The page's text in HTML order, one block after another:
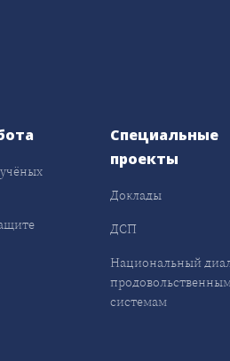
Специальные
проекты
Доклады
ДСП
Национальный
системам